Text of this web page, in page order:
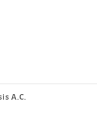
A.C.